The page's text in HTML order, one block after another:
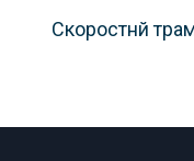
Скоростнй